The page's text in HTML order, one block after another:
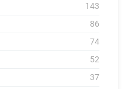
143
86
74
52
37